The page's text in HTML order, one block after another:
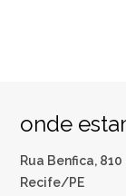
onde
Rua Benfica,
Recife/PE